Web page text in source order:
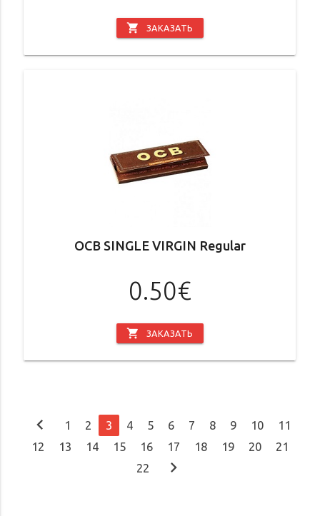
shopping_cart ЗАКАЗАТЬ
OCB SINGLE VIRGIN Regular
0.50€
shopping_cart ЗАКАЗАТЬ
chevron_left 1 2 3 4 5 6 7 8 9 10
11
12
13 14 15 16 17 18 19 20
21
22
chevron_right